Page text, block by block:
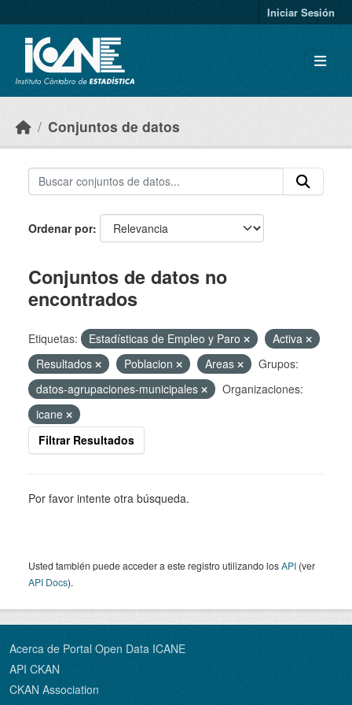
Iniciar Sesión
Conjuntos de datos
Ordenar por
Conjuntos de datos no
encontrados
Etiquetas: Estadísticas de Empleo y Paro
Activa
Resultados
Poblacion Areas
Grupos:
datos-agrupaciones-municipales
Organizaciones:
icane
Filtrar Resultados
Por favor intente otra búsqueda.
Usted también puede acceder a este registro utilizando losAPI (ver
API Docs).
Acerca de Portal Open Data ICANE
API CKAN
CKAN Association